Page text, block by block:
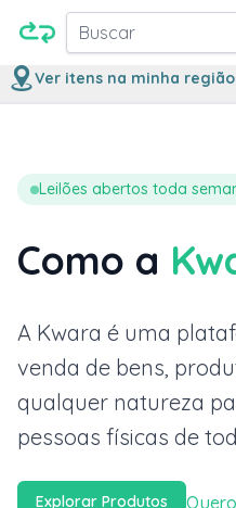
Buscar
Ver itens na minha região
Leilões abertos toda
Como a
A Kwara é uma
venda de bens,
qualquer natureza
pessoas físicas de
Explorar Produtos